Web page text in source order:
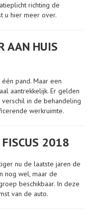
richting de
u hier meer over.
AAN HUIS
pand. Maar een
aantrekkelijk. Er gelden
in de behandeling
werkruimte.
FISCUS 2018
nu de laatste jaren de
nog wel, maar de
beschikbaar. In deze
van de auto.